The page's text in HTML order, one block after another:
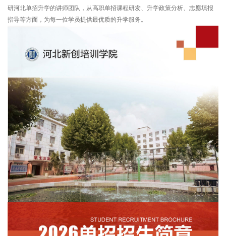
研河北单招升学的讲师团队，从高职单招课程研发、升学政策分析、志愿填报
指导等方面，为每一位学员提供最优质的升学服务。